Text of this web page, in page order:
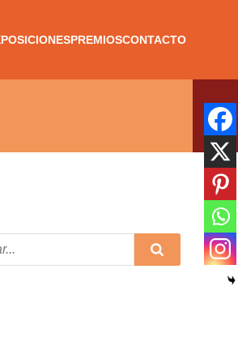
PREMIOSCONTACTO